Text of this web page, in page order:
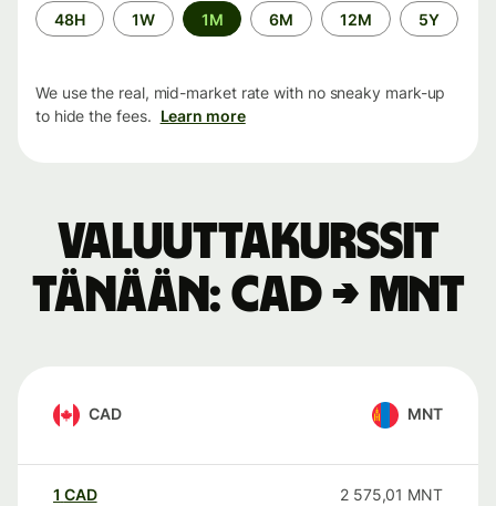
Time
period
48H 1W 1M 6M 12M 5Y
We use the real, mid-market rate with no sneaky mark-up
to hide the fees. Learn more
Valuuttakurssit
tänään: CAD → MNT
CAD MNT
1 CAD 2 575,01 MNT